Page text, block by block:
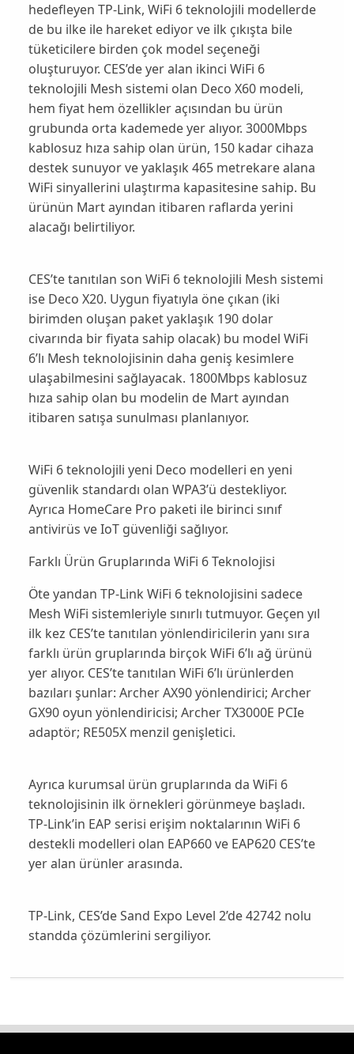
hedefleyen TP-Link, WiFi 6 teknolojili modellerde
de bu ilke ile hareket ediyor ve ilk çıkışta bile
tüketicilere birden çok model seçeneği
oluşturuyor. CES’de yer alan ikinci WiFi 6
teknolojili Mesh sistemi olan Deco X60modeli,
hem fiyat hem özellikler açısından bu ürün
grubunda orta kademede yer alıyor. 3000Mbps
kablosuz hıza sahip olan ürün, 150 kadar cihaza
destek sunuyor ve yaklaşık 465 metrekare alana
WiFi sinyallerini ulaştırma kapasitesine sahip. Bu
ürünün Mart ayından itibaren raflarda yerini
alacağı belirtiliyor.
CES’te tanıtılan son WiFi 6 teknolojili Mesh sistemi
ise Deco X20. Uygun fiyatıyla öne çıkan (iki
birimden oluşan paket yaklaşık 190 dolar
civarında bir fiyata sahip olacak) bu model WiFi
6’lı Mesh teknolojisinin daha geniş kesimlere
ulaşabilmesini sağlayacak. 1800Mbps kablosuz
hıza sahip olan bu modelin de Mart ayından
itibaren satışa sunulması planlanıyor.
WiFi 6 teknolojili yeni Deco modelleri en yeni
güvenlik standardı olan WPA3’ü destekliyor.
Ayrıca HomeCare Pro paketi ile birinci sınıf
antivirüs ve IoT güvenliği sağlıyor.
Farklı Ürün Gruplarında WiFi 6 Teknolojisi
Öte yandan TP-Link WiFi 6 teknolojisini sadece
Mesh WiFi sistemleriyle sınırlı tutmuyor. Geçen yıl
ilk kez CES’te tanıtılan yönlendiricilerin yanı sıra
farklı ürün gruplarında birçok WiFi 6’lı ağ ürünü
yer alıyor. CES’te tanıtılan WiFi 6’lı ürünlerden
bazıları şunlar: Archer AX90yönlendirici; Archer
GX90oyun yönlendiricisi; Archer TX3000E PCIe
adaptör; RE505Xmenzil genişletici.
Ayrıca kurumsal ürün gruplarında da WiFi 6
teknolojisinin ilk örnekleri görünmeye başladı.
TP-Link’in EAP serisi erişim noktalarının WiFi 6
destekli modelleri olan EAP660ve EAP620CES’te
yer alan ürünler arasında.
TP-Link, CES’de Sand Expo Level 2’de 42742 nolu
standda çözümlerini sergiliyor.